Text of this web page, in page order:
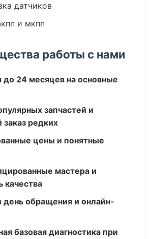
датчиков
и мкпп
работы с нами
до 24 месяцев на основные
запчастей и
редких
цены и понятные
мастера и
качества
день обращения и онлайн-
базовая диагностика при